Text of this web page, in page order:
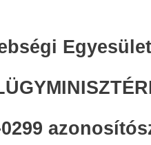
0299